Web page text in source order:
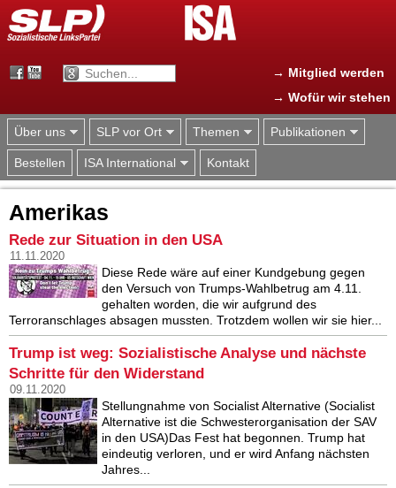
Jump to navigation
→ Mitglied werden
→ Wofür wir stehen
Über uns SLP vor Ort Themen Publikationen
Bestellen ISA International Kontakt
Amerikas
Rede zur Situation in den USA
11.11.2020
Diese Rede wäre auf einer Kundgebung gegen
den Versuch von Trumps-Wahlbetrug am 4.11.
gehalten worden, die wir aufgrund des
Terroranschlages absagen mussten. Trotzdem wollen wir sie hier...
Trump ist weg: Sozialistische Analyse und nächste
Schritte für den Widerstand
09.11.2020
Stellungnahme von Socialist Alternative (Socialist
Alternative ist die Schwesterorganisation der SAV
in den USA)Das Fest hat begonnen. Trump hat
eindeutig verloren, und er wird Anfang nächsten
Jahres...